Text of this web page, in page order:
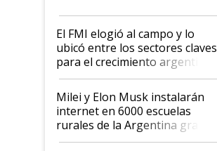
de Milei
El FMI elogió al campo y lo
ubicó entre los sectores claves
para el crecimiento argentino
Milei y Elon Musk instalarán
internet en 6000 escuelas
rurales de la Argentina gracias
a un acuerdo con Starlink